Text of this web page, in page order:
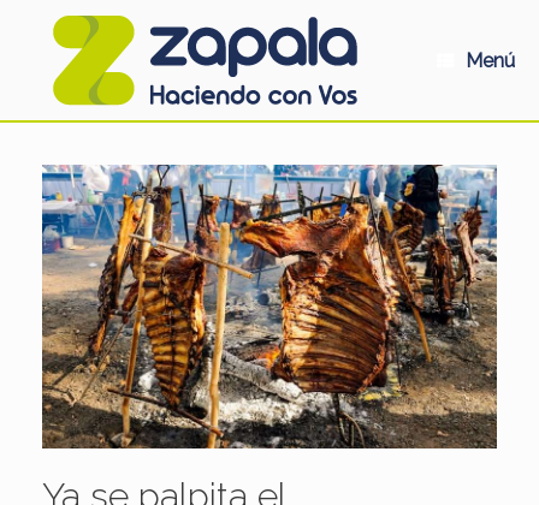
Menú
Ya se palpita el